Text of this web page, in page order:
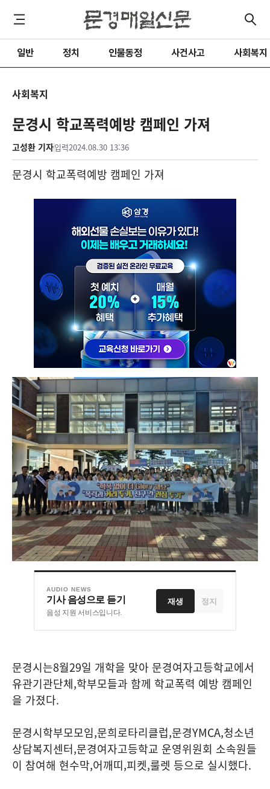
일반 정치 인물동정 사건사고 사회복지
사회복지
문경시 학교폭력예방 캠페인 가져
고성환 기자입력2024.08.30 13:36
문경시 학교폭력예방 캠페인 가져
AUDIO NEWS
기사 음성으로 듣기
음성 지원 서비스입니다.
재생 정지
문경시는8월29일 개학을 맞아 문경여자고등학교에서
유관기관단체,학부모들과 함께 학교폭력 예방 캠페인
을 가졌다.
문경시학부모모임,문희로타리클럽,문경YMCA,청소년
상담복지센터,문경여자고등학교 운영위원회 소속원들
이 참여해 현수막,어깨띠,피켓,룰렛 등으로 실시했다.